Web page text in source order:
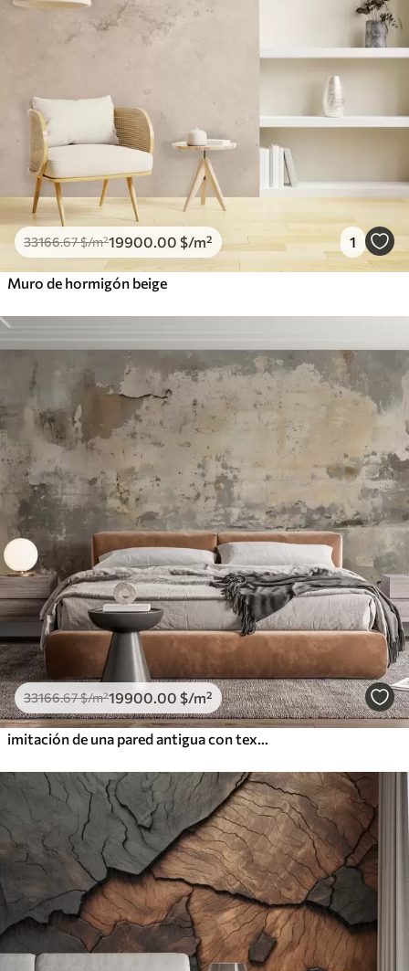
33166.67$/m²19900 .00 $/m² 1
Muro de hormigón beige
33166.67$/m²19900 .00 $/m²